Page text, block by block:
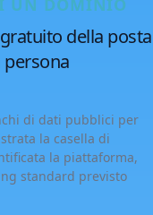
UN DOMINIO
della posta
di dati pubblici per
la casella di
la piattaforma,
standard previsto